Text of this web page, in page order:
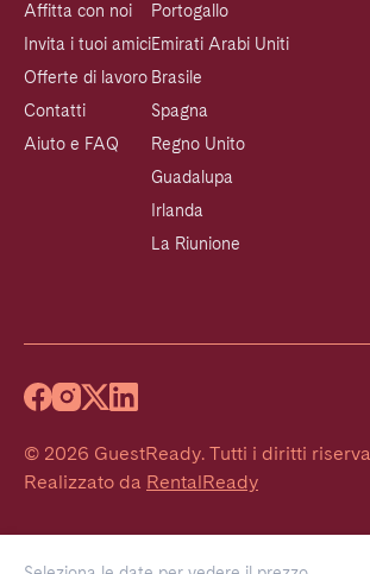
Affitta con noi
Invita i tuoi amici
Offerte di lavoro
Contatti
Aiuto e FAQ
Portogallo
Emirati Arabi Uniti
Brasile
Spagna
Regno Unito
Guadalupa
Irlanda
La Riunione
© 2026 GuestReady. Tutti i diritti
Realizzato da RentalReady